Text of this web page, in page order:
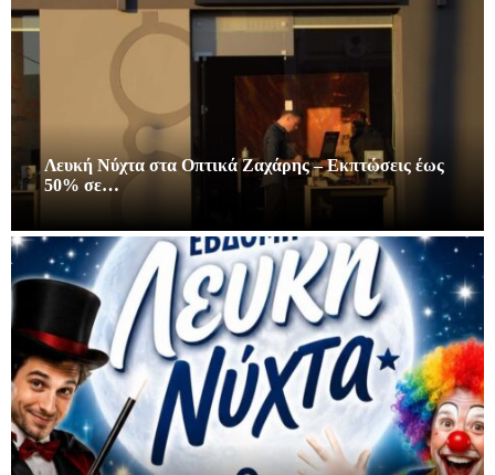
Λευκή Νύχτα στα Οπτικά Ζαχάρης – Εκπτώσεις έως
50% σε…